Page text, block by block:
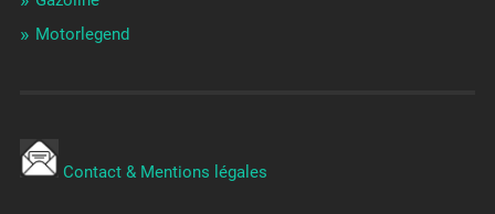
Motorlegend
Contact & Mentions légales